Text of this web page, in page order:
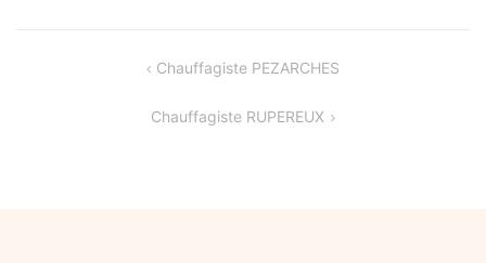
Chauffagiste PEZARCHES
Chauffagiste RUPEREUX